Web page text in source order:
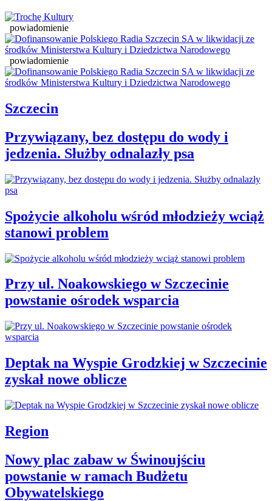
powiadomienie
powiadomienie
Szczecin
Przywiązany, bez dostępu do wody i
jedzenia. Służby odnalazły psa
Spożycie alkoholu wśród młodzieży wciąż
stanowi problem
Przy ul. Noakowskiego w Szczecinie
powstanie ośrodek wsparcia
Deptak na Wyspie Grodzkiej w Szczecinie
zyskał nowe oblicze
Region
Nowy plac zabaw w Świnoujściu
powstanie w ramach Budżetu
Obywatelskiego